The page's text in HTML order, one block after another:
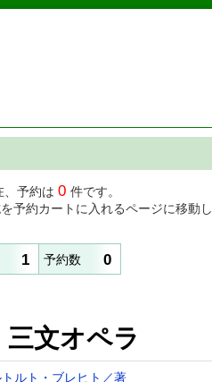
索・予約システム
、予約は 0 件です。
予約カートに入れるページに移動し
1 予約数 0
三文オペラ
ルト・ブレヒト／著